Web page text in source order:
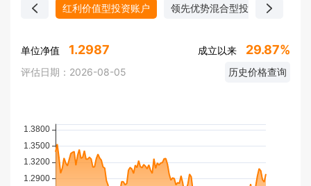
红利价值型投资账户 领先优势混合型投资账户
单位净值 1.2987 成立以来 29.87%
评估日期： 2026-08-05 历史价格查询